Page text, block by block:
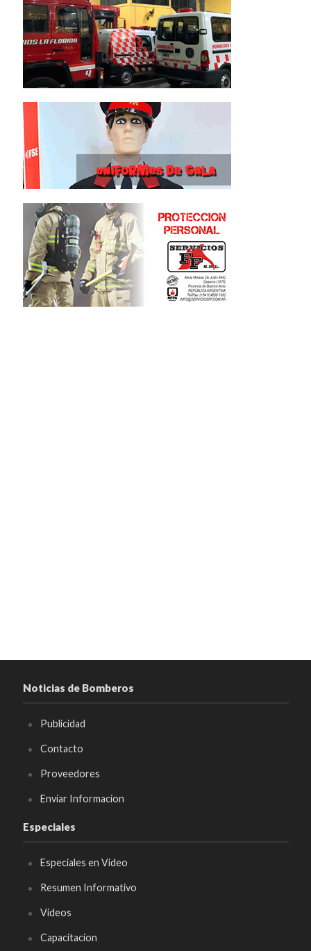
Noticias de Bomberos
Publicidad
Contacto
Proveedores
Enviar Informacion
Especiales
Especiales en Video
Resumen Informativo
Videos
Capacitacion